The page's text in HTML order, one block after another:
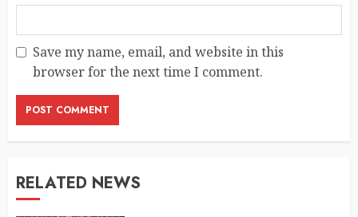
Save my name, email, and website in this
browser for the next time I comment.
RELATED NEWS